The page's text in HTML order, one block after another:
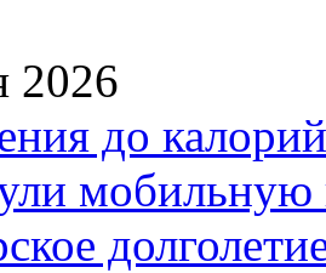
2026
до